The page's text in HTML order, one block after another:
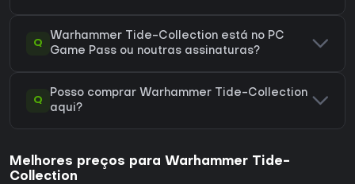
Q
Warhammer Tide-Collection está no PC
Game Pass ou noutras assinaturas?
Q
Posso comprar Warhammer Tide-Collection
aqui?
Melhores preços para Warhammer Tide-
Collection